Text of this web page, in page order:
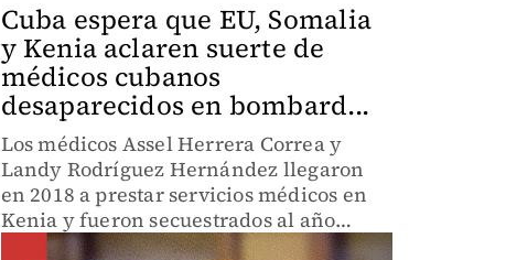
Cuba espera que EU, Somalia
y Kenia aclaren suerte de
médicos cubanos
desaparecidos en bombard...
Los médicos Assel Herrera Correa y
Landy Rodríguez Hernández llegaron
en 2018 a prestar servicios médicos en
Kenia y fueron secuestrados al año
siguiente.